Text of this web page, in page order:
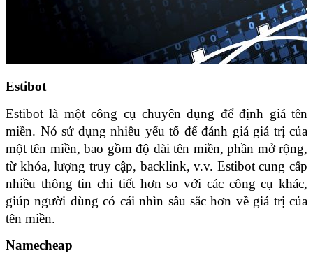
Estibot
Estibot là một công cụ chuyên dụng để định giá tên
miền. Nó sử dụng nhiều yếu tố để đánh giá giá trị của
một tên miền, bao gồm độ dài tên miền, phần mở rộng,
từ khóa, lượng truy cập, backlink, v.v. Estibot cung cấp
nhiều thông tin chi tiết hơn so với các công cụ khác,
giúp người dùng có cái nhìn sâu sắc hơn về giá trị của
tên miền.
Namecheap